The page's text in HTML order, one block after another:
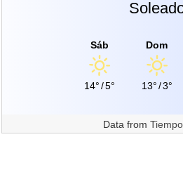
Sáb
14°/5°
Dom
13°/3°
Data from